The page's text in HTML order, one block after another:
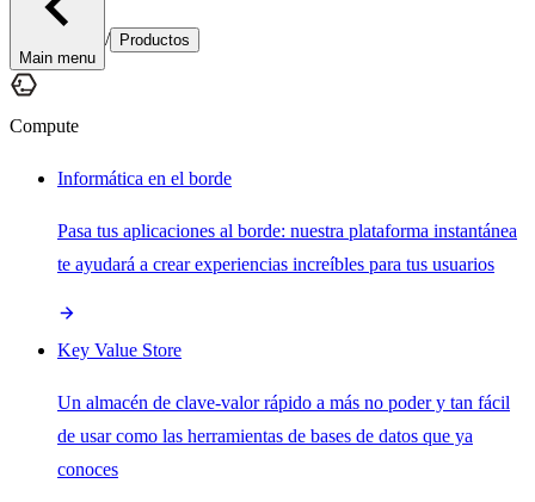
Main menu
/ Productos
Compute
Informática en el borde
Pasa tus aplicaciones al borde: nuestra plataforma instantánea
te ayudará a crear experiencias increíbles para tus usuarios
Key Value Store
Un almacén de clave-valor rápido a más no poder y tan fácil
de usar como las herramientas de bases de datos que ya
conoces